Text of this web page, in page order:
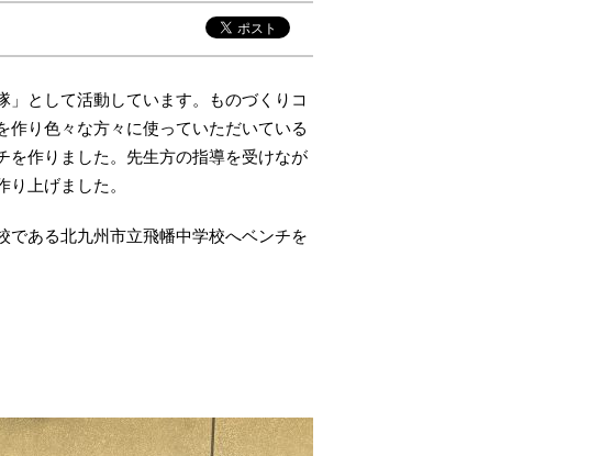
として活動しています。ものづくりコ
作り色々な方々に使っていただいている
を作りました。先生方の指導を受けなが
上げました。
である北九州市立飛幡中学校へベンチを